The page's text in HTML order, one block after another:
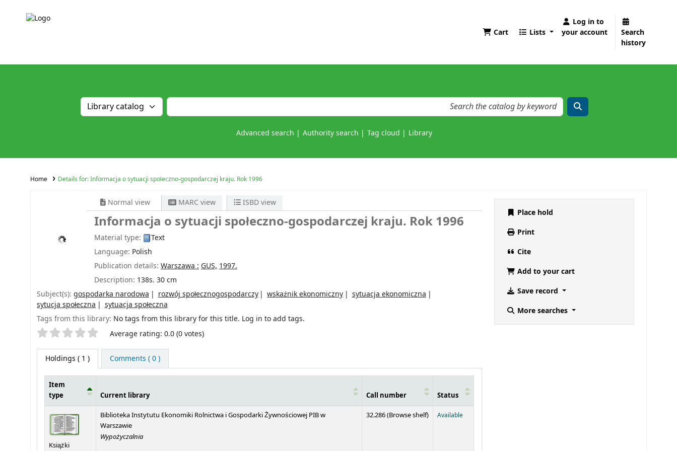
Cart Lists
Log in to
your account
Search
history
Advanced search Authority search Tag cloud Library
Home Details for:Informacja o sytuacji społeczno-gospodarczej kraju. Rok 1996
Normal view MARC view ISBD view
Informacja o sytuacji społeczno-gospodarczej kraju. Rok 1996
Material type:
Text
Language: Polish
Publication details: Warszawa : GUS, 1997.
Description: 138s. 30 cm
Subject(s): gospodarka narodowa rozwój społecznogospodarczy wskaźnik ekonomiczny
sytuacja ekonomiczna
sytucja społeczna
sytuacja społeczna
Tags from this library: No tags from this library for this title. Log in to add tags.
Star ratings Average rating: 0.0 (0 votes)
Holdings ( 1 ) Comments ( 0 )
Item
type
Current library Call number Status
Książki
Biblioteka Instytutu Ekonomiki Rolnictwa i Gospodarki Żywnościowej PIB w
Warszawie
Wypożyczalnia
32.286 (Browse shelf(Opens below)
) Available
Place hold
Print
Cite
Add to your cart
Save record
More searches